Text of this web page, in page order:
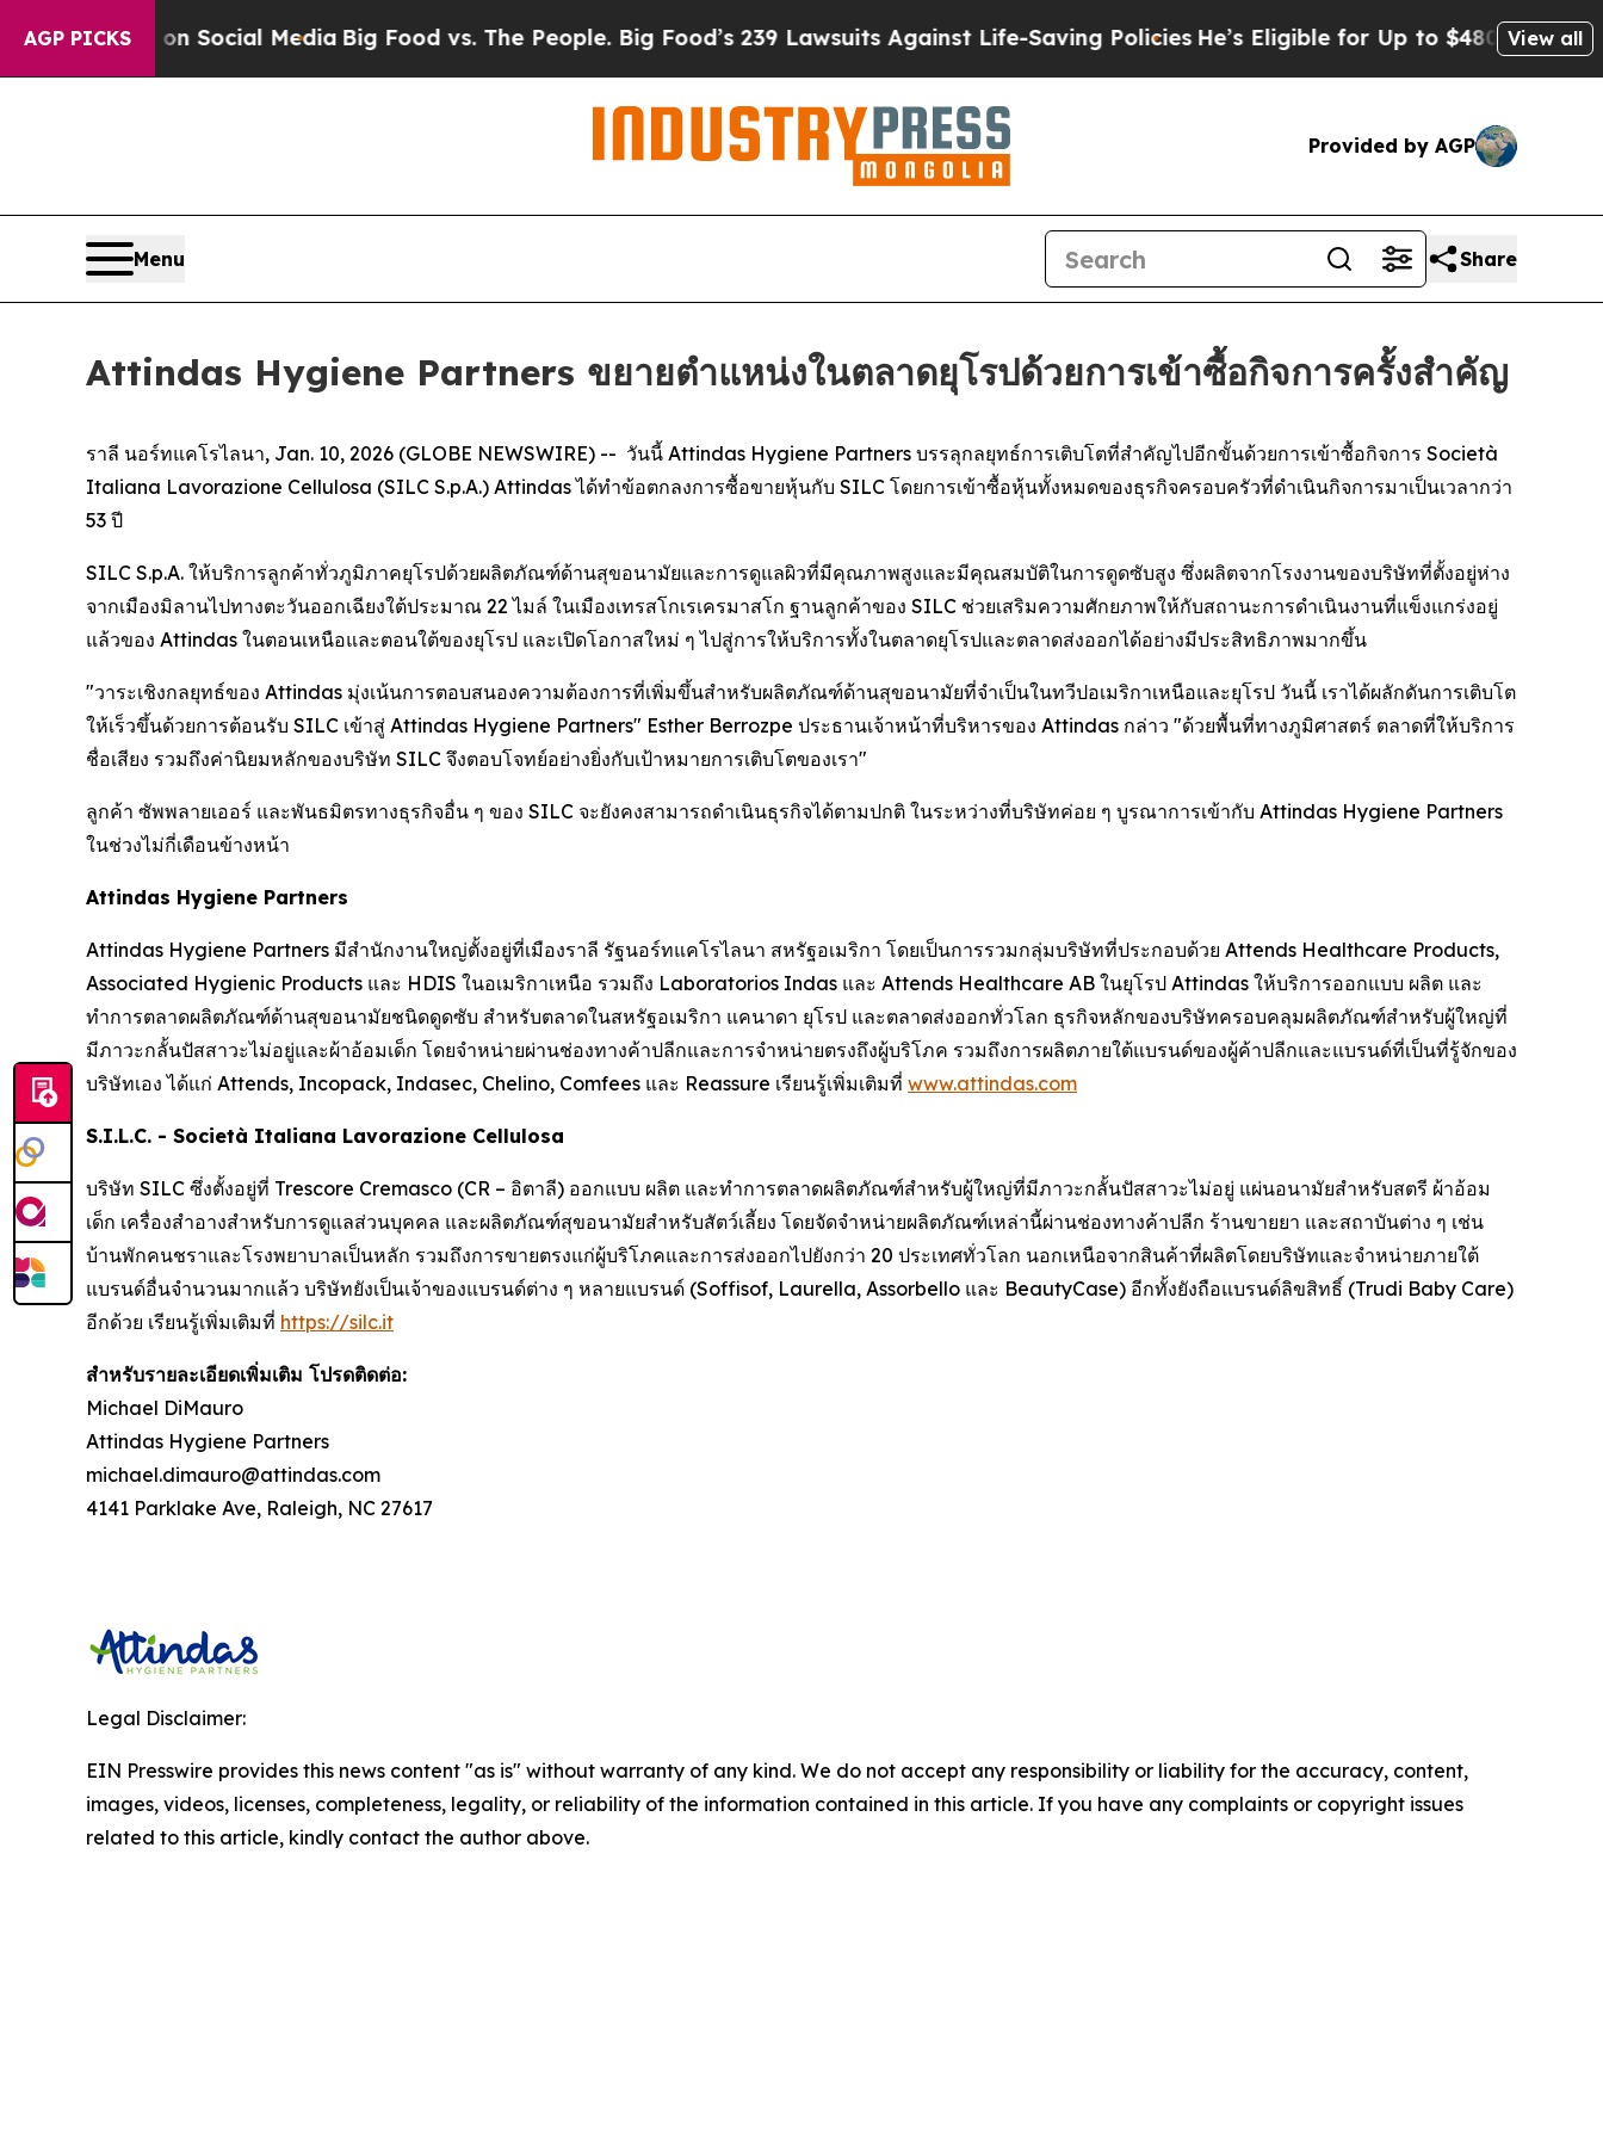
AGP PICKSon Social MediaBig Food vs. The People. Big Food’s 239 Lawsuits Against Life-Saving PoliciesHe’s Eligible for Up to $480,000 After
View all
Provided by AGP
Menu Share
Attindas Hygiene Partners ขยายตำแหน่งในตลาดยุโรปด้วยการเข้าซื้อกิจการครั้งสำคัญ
ราลี นอร์ทแคโรไลนา, Jan. 10, 2026 (GLOBE NEWSWIRE) -- วันนี้ Attindas Hygiene Partners บรรลุกลยุทธ์การเติบโตที่สำคัญไปอีกขั้นด้วยการเข้าซื้อกิจการ Società
Italiana Lavorazione Cellulosa (SILC S.p.A.) Attindas ได้ทำข้อตกลงการซื้อขายหุ้นกับ SILC โดยการเข้าซื้อหุ้นทั้งหมดของธุรกิจครอบครัวที่ดำเนินกิจการมาเป็นเวลากว่า
53 ปี
SILC S.p.A. ให้บริการลูกค้าทั่วภูมิภาคยุโรปด้วยผลิตภัณฑ์ด้านสุขอนามัยและการดูแลผิวที่มีคุณภาพสูงและมีคุณสมบัติในการดูดซับสูง ซึ่งผลิตจากโรงงานของบริษัทที่ตั้งอยู่ห่าง
จากเมืองมิลานไปทางตะวันออกเฉียงใต้ประมาณ 22 ไมล์ ในเมืองเทรสโกเรเครมาสโก ฐานลูกค้าของ SILC ช่วยเสริมความศักยภาพให้กับสถานะการดำเนินงานที่แข็งแกร่งอยู่
แล้วของ Attindas ในตอนเหนือและตอนใต้ของยุโรป และเปิดโอกาสใหม่ ๆ ไปสู่การให้บริการทั้งในตลาดยุโรปและตลาดส่งออกได้อย่างมีประสิทธิภาพมากขึ้น
"วาระเชิงกลยุทธ์ของ Attindas มุ่งเน้นการตอบสนองความต้องการที่เพิ่มขึ้นสำหรับผลิตภัณฑ์ด้านสุขอนามัยที่จำเป็นในทวีปอเมริกาเหนือและยุโรป วันนี้ เราได้ผลักดันการเติบโต
ให้เร็วขึ้นด้วยการต้อนรับ SILC เข้าสู่ Attindas Hygiene Partners" Esther Berrozpe ประธานเจ้าหน้าที่บริหารของ Attindas กล่าว "ด้วยพื้นที่ทางภูมิศาสตร์ ตลาดที่ให้บริการ
ชื่อเสียง รวมถึงค่านิยมหลักของบริษัท SILC จึงตอบโจทย์อย่างยิ่งกับเป้าหมายการเติบโตของเรา"
ลูกค้า ซัพพลายเออร์ และพันธมิตรทางธุรกิจอื่น ๆ ของ SILC จะยังคงสามารถดำเนินธุรกิจได้ตามปกติ ในระหว่างที่บริษัทค่อย ๆ บูรณาการเข้ากับ Attindas Hygiene Partners
ในช่วงไม่กี่เดือนข้างหน้า
Attindas Hygiene Partners
Attindas Hygiene Partners มีสำนักงานใหญ่ตั้งอยู่ที่เมืองราลี รัฐนอร์ทแคโรไลนา สหรัฐอเมริกา โดยเป็นการรวมกลุ่มบริษัทที่ประกอบด้วย Attends Healthcare Products,
Associated Hygienic Products และ HDIS ในอเมริกาเหนือ รวมถึง Laboratorios Indas และ Attends Healthcare AB ในยุโรป Attindas ให้บริการออกแบบ ผลิต และ
ทำการตลาดผลิตภัณฑ์ด้านสุขอนามัยชนิดดูดซับ สำหรับตลาดในสหรัฐอเมริกา แคนาดา ยุโรป และตลาดส่งออกทั่วโลก ธุรกิจหลักของบริษัทครอบคลุมผลิตภัณฑ์สำหรับผู้ใหญ่ที่
มีภาวะกลั้นปัสสาวะไม่อยู่และผ้าอ้อมเด็ก โดยจำหน่ายผ่านช่องทางค้าปลีกและการจำหน่ายตรงถึงผู้บริโภค รวมถึงการผลิตภายใต้แบรนด์ของผู้ค้าปลีกและแบรนด์ที่เป็นที่รู้จักของ
บริษัทเอง ได้แก่ Attends, Incopack, Indasec, Chelino, Comfees และ Reassure เรียนรู้เพิ่มเติมที่ www.attindas.com
S.I.L.C. - Società Italiana Lavorazione Cellulosa
บริษัท SILC ซึ่งตั้งอยู่ที่ Trescore Cremasco (CR – อิตาลี) ออกแบบ ผลิต และทำการตลาดผลิตภัณฑ์สำหรับผู้ใหญ่ที่มีภาวะกลั้นปัสสาวะไม่อยู่ แผ่นอนามัยสำหรับสตรี ผ้าอ้อม
เด็ก เครื่องสำอางสำหรับการดูแลส่วนบุคคล และผลิตภัณฑ์สุขอนามัยสำหรับสัตว์เลี้ยง โดยจัดจำหน่ายผลิตภัณฑ์เหล่านี้ผ่านช่องทางค้าปลีก ร้านขายยา และสถาบันต่าง ๆ เช่น
บ้านพักคนชราและโรงพยาบาลเป็นหลัก รวมถึงการขายตรงแก่ผู้บริโภคและการส่งออกไปยังกว่า 20 ประเทศทั่วโลก นอกเหนือจากสินค้าที่ผลิตโดยบริษัทและจำหน่ายภายใต้
แบรนด์อื่นจำนวนมากแล้ว บริษัทยังเป็นเจ้าของแบรนด์ต่าง ๆ หลายแบรนด์ (Soffisof, Laurella, Assorbello และ BeautyCase) อีกทั้งยังถือแบรนด์ลิขสิทธิ์ (Trudi Baby Care)
อีกด้วย เรียนรู้เพิ่มเติมที่ https://silc.it
สำหรับรายละเอียดเพิ่มเติม โปรดติดต่อ:
Michael DiMauro
Attindas Hygiene Partners
michael.dimauro@attindas.com
4141 Parklake Ave, Raleigh, NC 27617
Legal Disclaimer:
EIN Presswire provides this news content "as is" without warranty of any kind. We do not accept any responsibility or liability for the accuracy, content,
images, videos, licenses, completeness, legality, or reliability of the information contained in this article. If you have any complaints or copyright issues
related to this article, kindly contact the author above.